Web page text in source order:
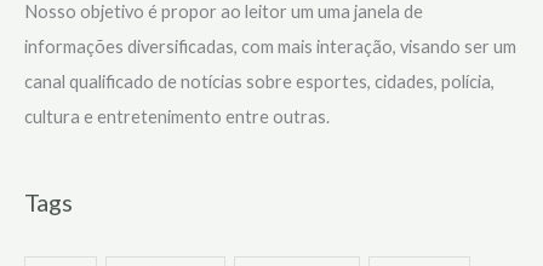
Nosso objetivo é propor ao leitor um uma janela de
informações diversificadas, com mais interação, visando ser um
canal qualificado de notícias sobre esportes, cidades, polícia,
cultura e entretenimento entre outras.
Tags